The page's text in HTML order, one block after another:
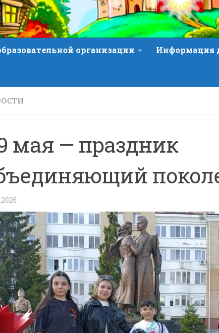
организации Информация
мая — праздник